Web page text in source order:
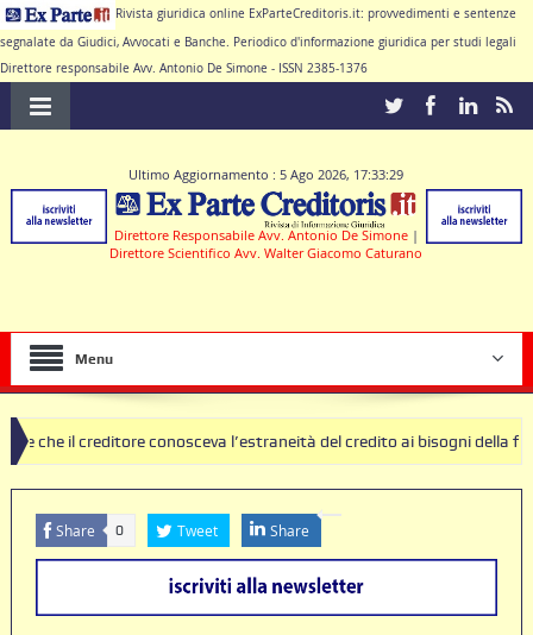
Rivista giuridica online ExParteCreditoris.it: provvedimenti e sentenze
segnalate da Giudici, Avvocati e Banche. Periodico d'informazione giuridica per studi legali
Direttore responsabile Avv. Antonio De Simone - ISSN 2385-1376
Ultimo Aggiornamento : 5 Ago 2026, 17:33:29
Direttore Responsabile Avv. Antonio De Simone |
Direttore Scientifico Avv. Walter Giacomo Caturano
Menu
conosceva l’estraneità del credito ai bisogni della famiglia
nulle deve produrre il contratto di conto corrente
Share 0 Tweet Share